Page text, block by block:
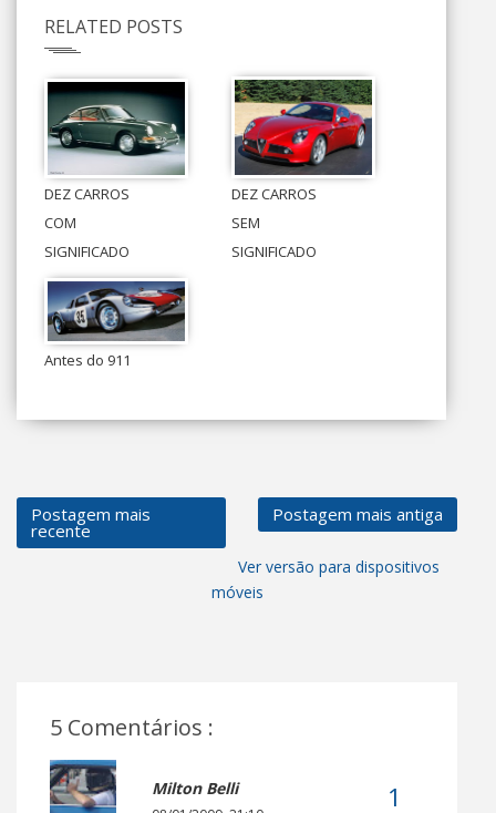
RELATED POSTS
DEZ CARROS
COM
SIGNIFICADO
DEZ CARROS
SEM
SIGNIFICADO
Antes do 911
Postagem mais
recente
Postagem mais antiga
Ver versão para dispositivos
móveis
5 Comentários :
Milton Belli